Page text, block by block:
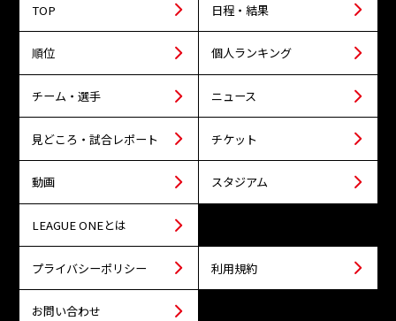
TOP 日程・結果
順位 個人ランキング
チーム・選手 ニュース
見どころ・試合レポート チケット
動画 スタジアム
LEAGUE ONEとは
プライバシーポリシー 利用規約
お問い合わせ